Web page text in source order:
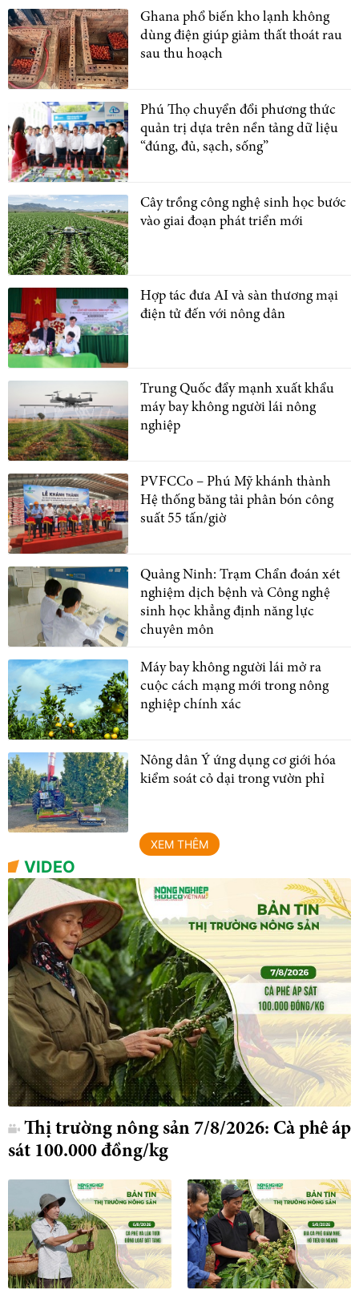
Ghana phổ biến kho lạnh không
dùng điện giúp giảm thất thoát rau
sau thu hoạch
Phú Thọ chuyển đổi phương thức
quản trị dựa trên nền tảng dữ liệu
“đúng, đủ, sạch, sống”
Cây trồng công nghệ sinh học bước
vào giai đoạn phát triển mới
Hợp tác đưa AI và sàn thương mại
điện tử đến với nông dân
Trung Quốc đẩy mạnh xuất khẩu
máy bay không người lái nông
nghiệp
PVFCCo – Phú Mỹ khánh thành
Hệ thống băng tải phân bón công
suất 55 tấn/giờ
Quảng Ninh: Trạm Chẩn đoán xét
nghiệm dịch bệnh và Công nghệ
sinh học khẳng định năng lực
chuyên môn
Máy bay không người lái mở ra
cuộc cách mạng mới trong nông
nghiệp chính xác
Nông dân Ý ứng dụng cơ giới hóa
kiểm soát cỏ dại trong vườn phỉ
XEM THÊM
VIDEO
Thị trường nông sản 7/8/2026: Cà phê áp
sát 100.000 đồng/kg